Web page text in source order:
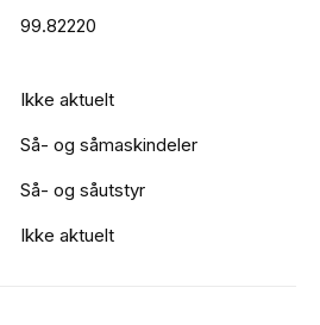
99.82220
Ikke aktuelt
Så- og såmaskindeler
Så- og såutstyr
Ikke aktuelt